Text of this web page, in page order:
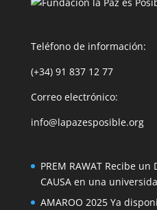
Teléfono de información:
(+34) 91 837 12 77
Correo electrónico:
info@lapazesposible.org
PREM RAWAT Recibe un
CAUSA en una
AMAROO 2025 Ya